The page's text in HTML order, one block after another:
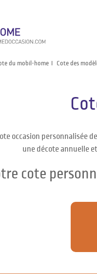
du mobil-home Cote des
occasion personnalisée
une décote annuelle
cote